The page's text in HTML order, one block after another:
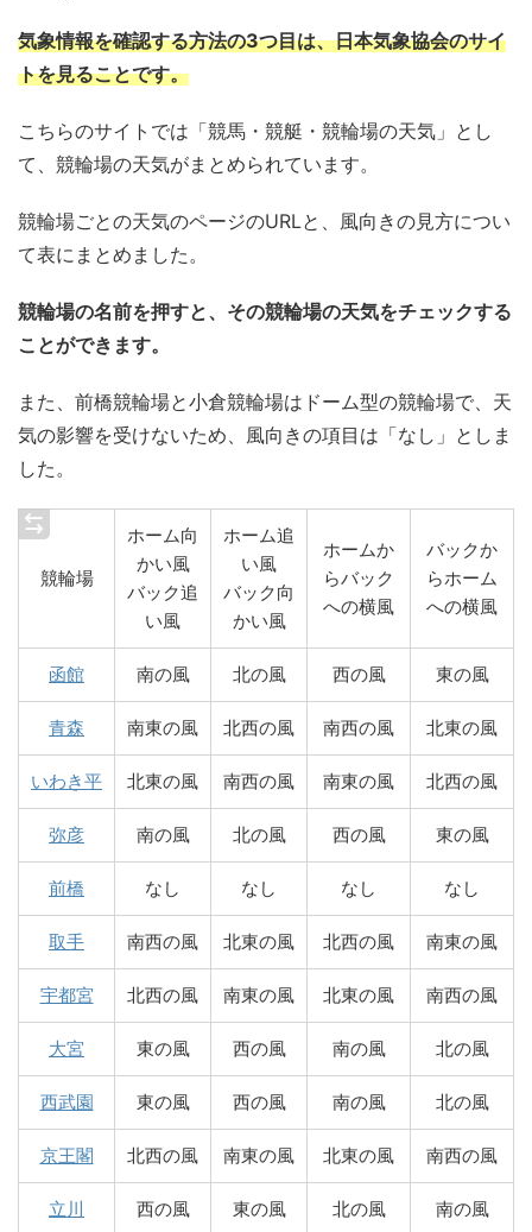
気象情報を確認する方法の3つ目は、日本気象協会のサイ
トを見ることです。
こちらのサイトでは「競馬・競艇・競輪場の天気」とし
て、競輪場の天気がまとめられています。
競輪場ごとの天気のページのURLと、風向きの見方につい
て表にまとめました。
競輪場の名前を押すと、その競輪場の天気をチェックする
ことができます。
また、前橋競輪場と小倉競輪場はドーム型の競輪場で、天
気の影響を受けないため、風向きの項目は「なし」としま
した。
競輪場
ホーム向
かい風
バック追
い風
ホーム追
い風
バック向
かい風
ホームか
らバック
への横風
バックか
らホーム
への横風
函館 南の風 北の風 西の風 東の風
青森 南東の風 北西の風 南西の風 北東の風
いわき平 北東の風 南西の風 南東の風 北西の風
弥彦 南の風 北の風 西の風 東の風
前橋 なし なし なし なし
取手 南西の風 北東の風 北西の風 南東の風
宇都宮 北西の風 南東の風 北東の風 南西の風
大宮 東の風 西の風 南の風 北の風
西武園 東の風 西の風 南の風 北の風
京王閣 北西の風 南東の風 北東の風 南西の風
立川 西の風 東の風 北の風 南の風